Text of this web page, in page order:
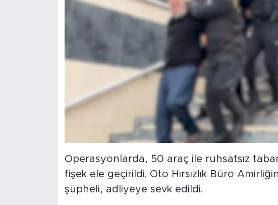
Operasyonlarda, 50 araç ile ruhsatsız
fişek ele geçirildi. Oto Hırsızlık Büro
şüpheli, adliyeye sevk edildi.